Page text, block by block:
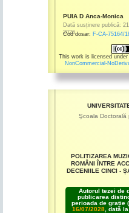
PUIA D Anca-Monica
Dată susținere publică:
2026
Cod dosar: F-CA-75164/
This work is licensed under
NonCommercial-
Şcoala Doctorală
POLITIZAREA
ROMÂNI ÎNTRE
DECENIILE CINCI -
Autorul tezei de
publicarea
perioada de grație
16/07/2028, dată